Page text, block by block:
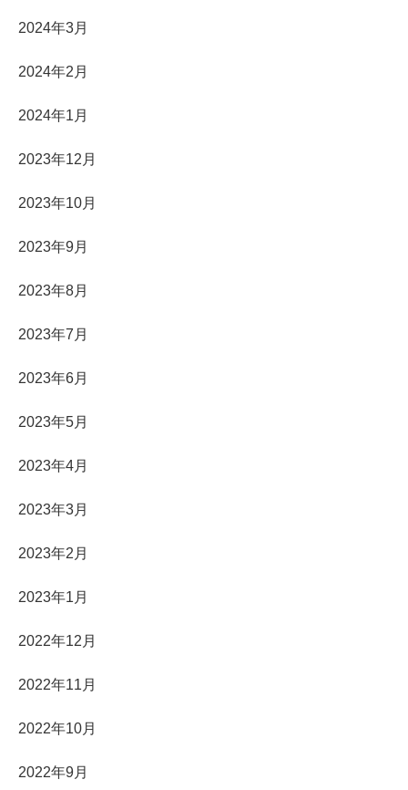
2024年3月
2024年2月
2024年1月
2023年12月
2023年10月
2023年9月
2023年8月
2023年7月
2023年6月
2023年5月
2023年4月
2023年3月
2023年2月
2023年1月
2022年12月
2022年11月
2022年10月
2022年9月